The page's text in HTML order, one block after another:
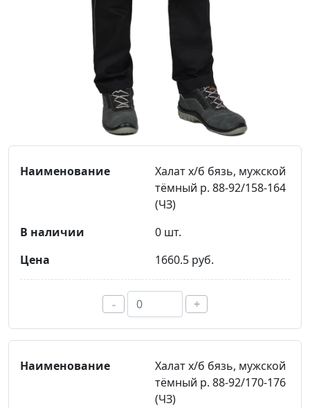
Халат х/б бязь, мужской
тёмный р. 88-92/158-164
(ЧЗ)
0 шт.
1660.5 руб.
- +
Халат х/б бязь, мужской
тёмный р. 88-92/170-176
(ЧЗ)